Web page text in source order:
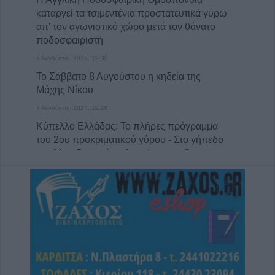
καταργεί τα τσιμεντένια προστατευτικά γύρω
απ’ τον αγωνιστικό χώρο μετά τον θάνατο
ποδοσφαιριστή
7 Αυγούστου 2026, 19:30
Το Σάββατο 8 Αυγούστου η κηδεία της
Μάχης Νίκου
7 Αυγούστου 2026, 19:18
Κύπελλο Ελλάδας: Το πλήρες πρόγραμμα
του 2ου προκριματικού γύρου - Στο γήπεδο
του Μακεδονικού το Αναγέννηση - Άρης
7 Αυγούστου 2026, 18:41
Το Σάββατο 8 Αυγούστου η κηδεία της
Αθανασίας Βρέκου
7 Αυγούστου 2026, 18:20
κόστος, τους όρους, τον τρόπο και τον
φορέα δημοπράτησης των κολυμβητικών